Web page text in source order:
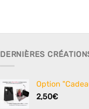
DERNIÈRES
Option
2,50€